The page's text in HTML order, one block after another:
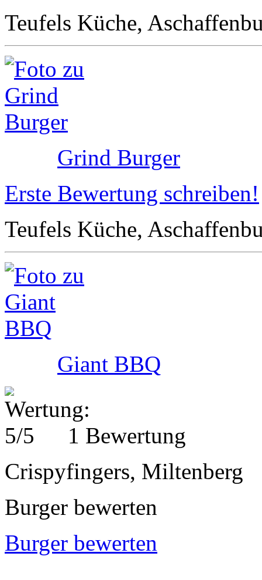
Teufels Küche,
Grind Burger
Erste Bewertung schreiben!
Teufels Küche,
Giant BBQ
1 Bewertung
Crispyfingers, Miltenberg
Burger bewerten
Burger bewerten